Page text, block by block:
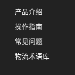
产品介绍
操作指南
常见问题
物流术语库